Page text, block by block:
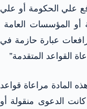
علي الحكومة أو علي
أو المؤسسات العامة
قانون المرافعات عبارة حازمة في
القواعد المتقدمة”
المادة مراعاة قواعد
الدعوى منقولة أو